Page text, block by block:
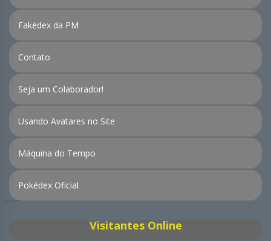
Fakédex da PM
Contato
Seja um Colaborador!
Usando Avatares no Site
Máquina do Tempo
Pokédex Oficial
Visitantes Online